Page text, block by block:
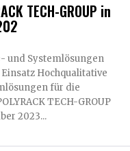
TECH-GROUP in
und Systemlösungen
für die
TECH-GROUP
2023...